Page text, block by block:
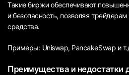
Такие биржи обеспечивают
и безопасность, позволяя
средства.
Примеры: Uniswap, PancakeSwap и
Преимущества и недостатки